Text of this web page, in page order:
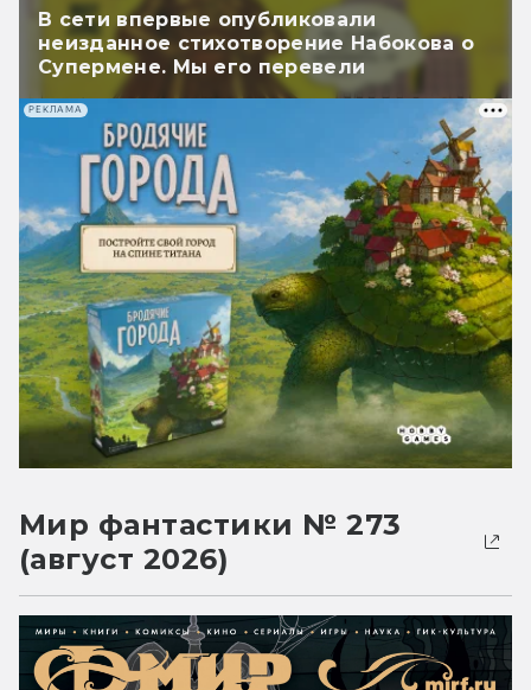
В сети впервые опубликовали
неизданное стихотворение Набокова о
Супермене. Мы его перевели
РЕКЛАМА
Мир фантастики № 273
(август 2026)